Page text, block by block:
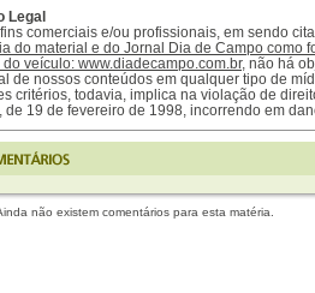
Legal
comerciais e/ou profissionais, em sendo
do material e do Jornal Dia de Campo como
do veículo: www.diadecampo.com.br, não há
de nossos conteúdos em qualquer tipo de
critérios, todavia, implica na violação de
de 19 de fevereiro de 1998, incorrendo em
não existem comentários para esta matéria.